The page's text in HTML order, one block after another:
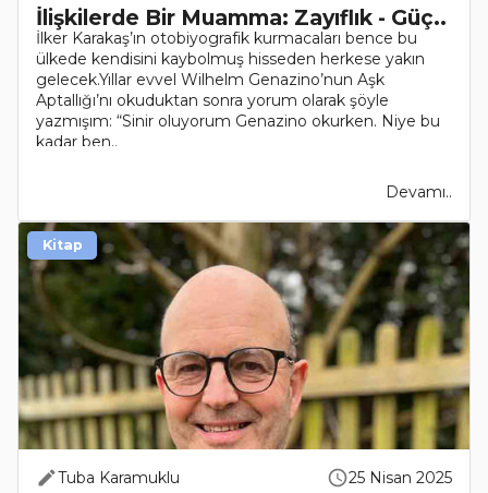
İlişkilerde Bir Muamma: Zayıflık - Güç..
İlker Karakaş’ın otobiyografik kurmacaları bence bu
ülkede kendisini kaybolmuş hisseden herkese yakın
gelecek.Yıllar evvel Wilhelm Genazino’nun Aşk
Aptallığı’nı okuduktan sonra yorum olarak şöyle
yazmışım: “Sinir oluyorum Genazino okurken. Niye bu
kadar ben..
Devamı..
Tuba Karamuklu 25 Nisan 2025
Kitap